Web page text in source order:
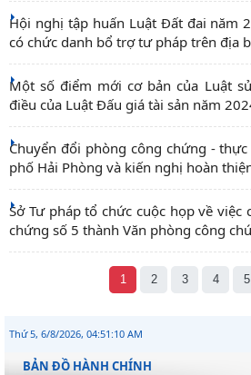
Hội nghị tập huấn Luật Đất đai năm
có chức danh bổ trợ tư pháp trên địa
Một số điểm mới cơ bản của Luật
điều của Luật Đấu giá tài sản năm
Chuyển đổi phòng công chứng -
phố Hải Phòng và kiến nghị hoàn
Sở Tư pháp tổ chức cuộc họp về việc
chứng số 5 thành Văn phòng công
1 2 3 4 5
Thứ 5, 6/8/2026, 04:51:10 AM
BẢN ĐỒ HÀNH CHÍNH